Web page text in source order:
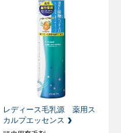
レディース毛乳源 薬用ス
カルプエッセンス